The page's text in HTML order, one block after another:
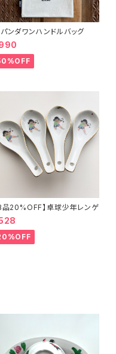
ンダワンハンドルバッグ
B品20%OFF】卓球少年レンゲ